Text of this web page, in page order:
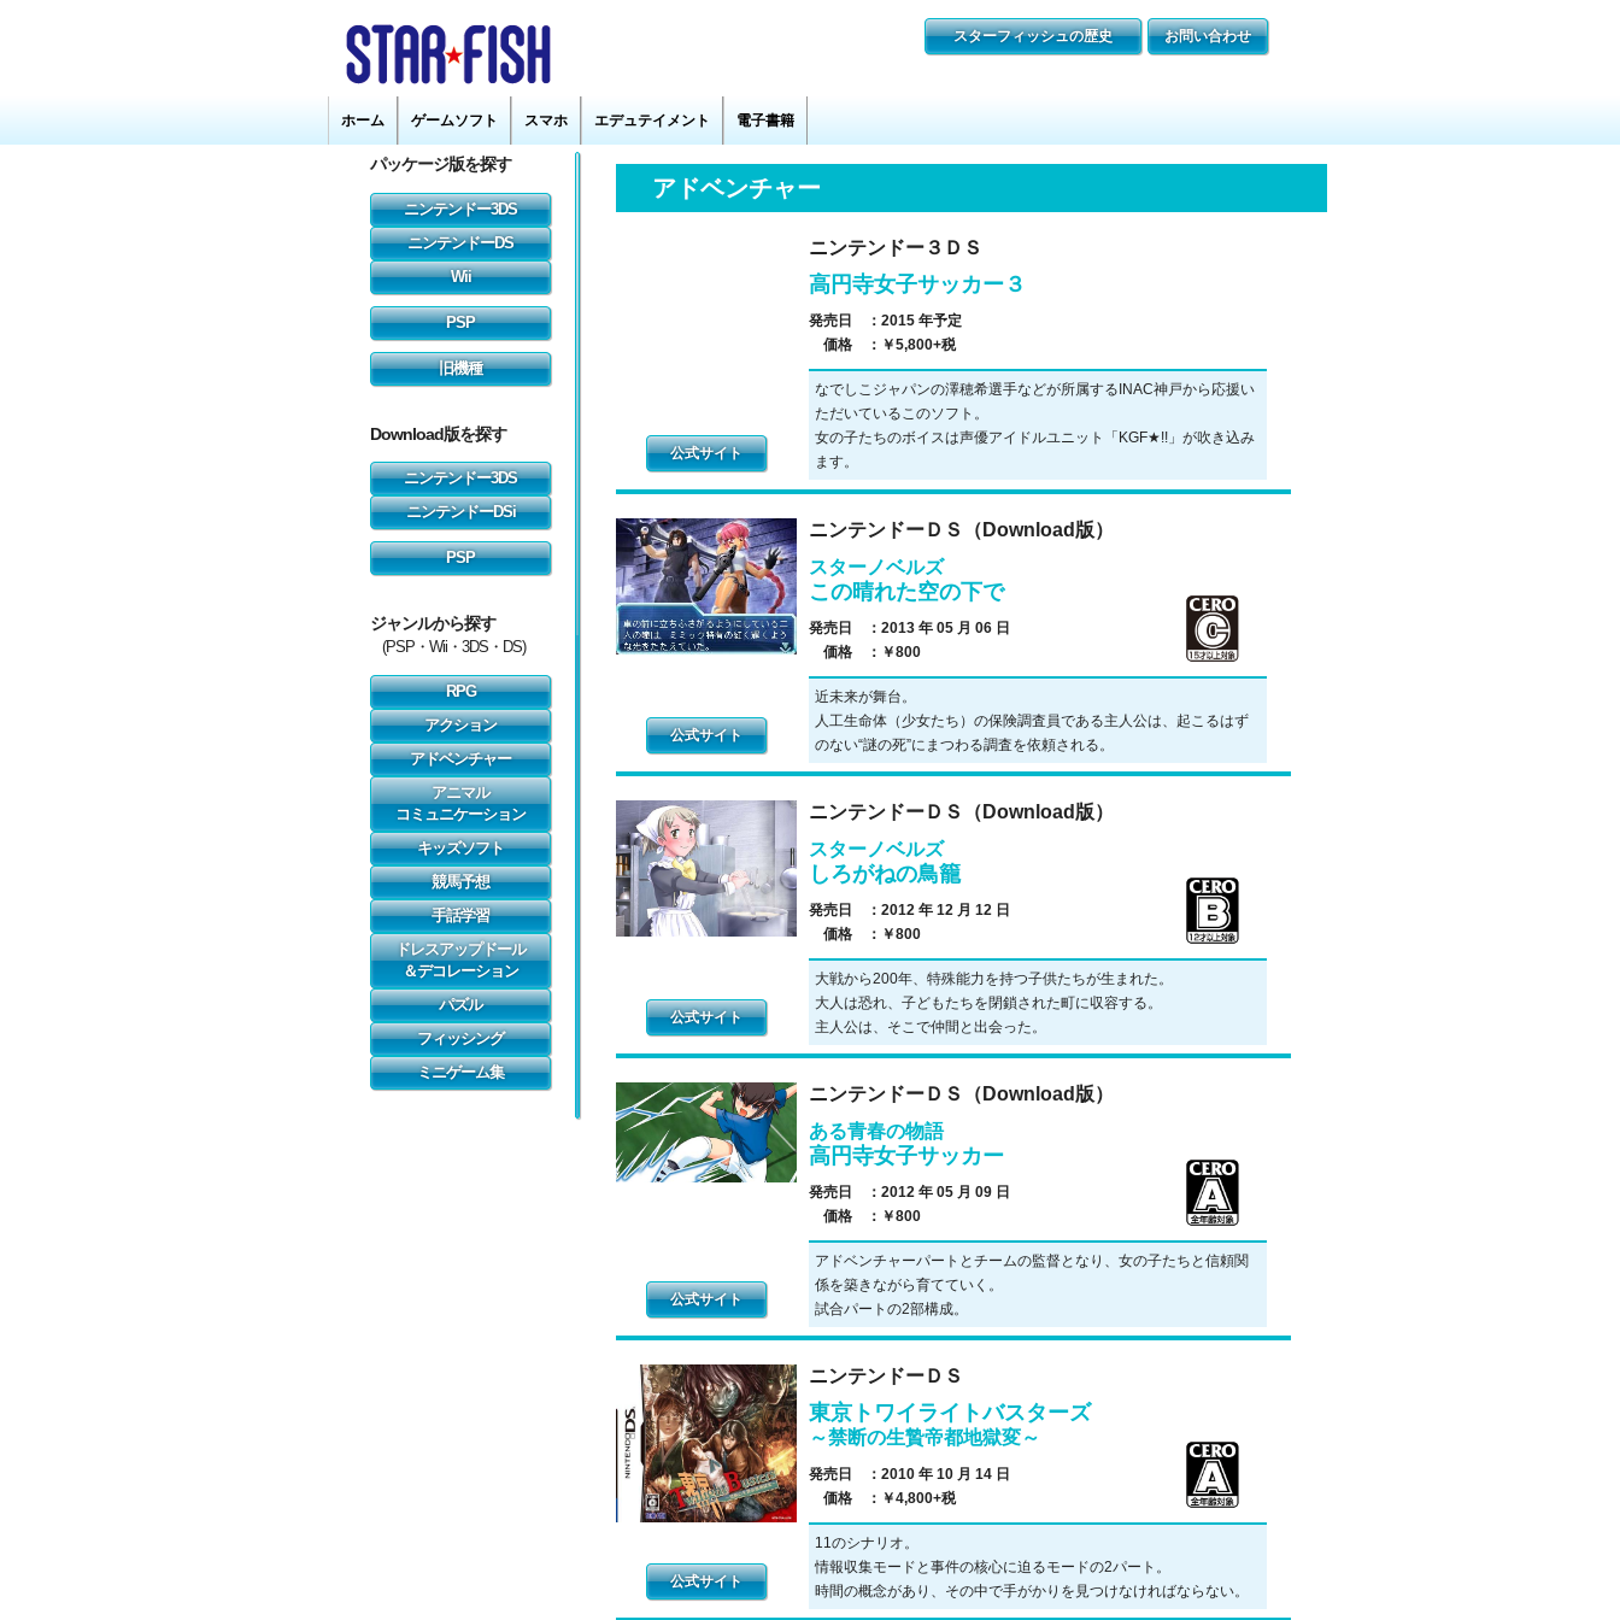
アドベンチャー
公式サイト
ニンテンドー３ＤＳ
高円寺女子サッカー３
発売日 ： 2015 年予定
価格 ： ￥5,800+税
なでしこジャパンの澤穂希選手などが所属するINAC神戸から応援い
ただいているこのソフト。
女の子たちのボイスは声優アイドルユニット「KGF★!!」が吹き込み
ます。
公式サイト
ニンテンドーＤＳ（Download版）
スターノベルズ
この晴れた空の下で
発売日 ： 2013 年 05 月 06 日
価格 ： ￥800
近未来が舞台。
人工生命体（少女たち）の保険調査員である主人公は、起こるはず
のない“謎の死”にまつわる調査を依頼される。
公式サイト
ニンテンドーＤＳ（Download版）
スターノベルズ
しろがねの鳥籠
発売日 ： 2012 年 12 月 12 日
価格 ： ￥800
大戦から200年、特殊能力を持つ子供たちが生まれた。
大人は恐れ、子どもたちを閉鎖された町に収容する。
主人公は、そこで仲間と出会った。
公式サイト
ニンテンドーＤＳ（Download版）
ある青春の物語
高円寺女子サッカー
発売日 ： 2012 年 05 月 09 日
価格 ： ￥800
アドベンチャーパートとチームの監督となり、女の子たちと信頼関
係を築きながら育てていく。
試合パートの2部構成。
公式サイト
ニンテンドーＤＳ
東京トワイライトバスターズ
～禁断の生贄帝都地獄変～
発売日 ： 2010 年 10 月 14 日
価格 ： ￥4,800+税
11のシナリオ。
情報収集モードと事件の核心に迫るモードの2パート。
時間の概念があり、その中で手がかりを見つけなければならない。